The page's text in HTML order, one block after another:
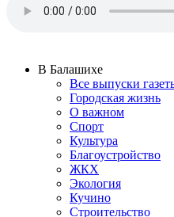
В Балашихе
Все выпуски
Городская жизнь
О важном
Спорт
Культура
Благоустройство
ЖКХ
Экология
Кучино
Строительство